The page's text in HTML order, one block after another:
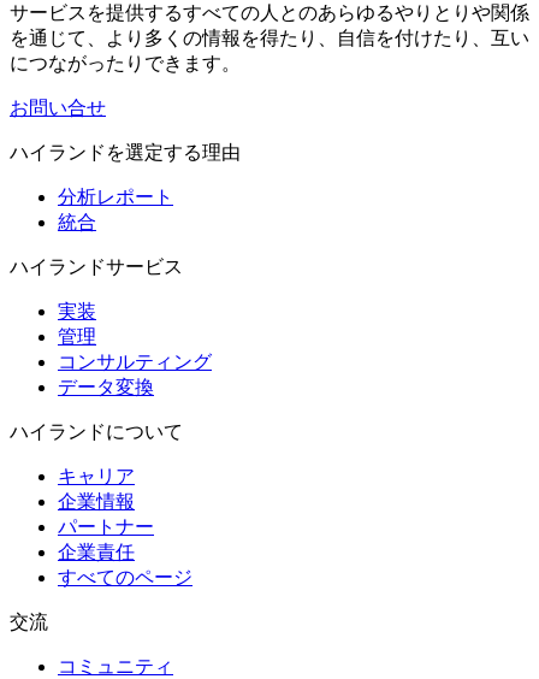
サービスを提供するすべての人とのあらゆるやりとりや関係
を通じて、より多くの情報を得たり、自信を付けたり、互い
につながったりできます。
お問い合せ
ハイランドを選定する理由
分析レポート
統合
ハイランドサービス
実装
管理
コンサルティング
データ変換
ハイランドについて
キャリア
企業情報
パートナー
企業責任
すべてのページ
交流
コミュニティ